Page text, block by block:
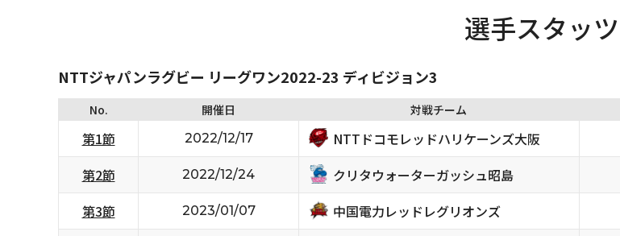
選手スタッツ
NTTジャパンラグビー リーグワン2022-23 ディビジョン3
No. 開催日 対戦チーム
第1節 2022/12/17 NTTドコモレッドハリケーンズ大阪
第2節 2022/12/24 クリタウォーターガッシュ昭島
第3節 2023/01/07 中国電力レッドレグリオンズ